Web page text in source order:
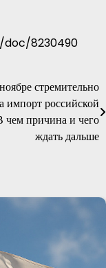
doc/8230490
стремительно
импорт российской
чем причина и чего
ждать дальше